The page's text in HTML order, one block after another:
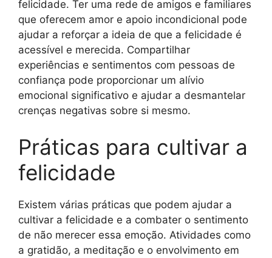
felicidade. Ter uma rede de amigos e familiares
que oferecem amor e apoio incondicional pode
ajudar a reforçar a ideia de que a felicidade é
acessível e merecida. Compartilhar
experiências e sentimentos com pessoas de
confiança pode proporcionar um alívio
emocional significativo e ajudar a desmantelar
crenças negativas sobre si mesmo.
Práticas para cultivar a
felicidade
Existem várias práticas que podem ajudar a
cultivar a felicidade e a combater o sentimento
de não merecer essa emoção. Atividades como
a gratidão, a meditação e o envolvimento em